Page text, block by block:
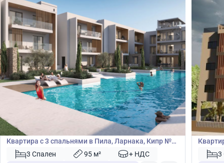
Квартира
Квартира с 3 спальнями в Пила, Ларнака, Кипр №
489013 Спален 95 м² + НДС
€350
3